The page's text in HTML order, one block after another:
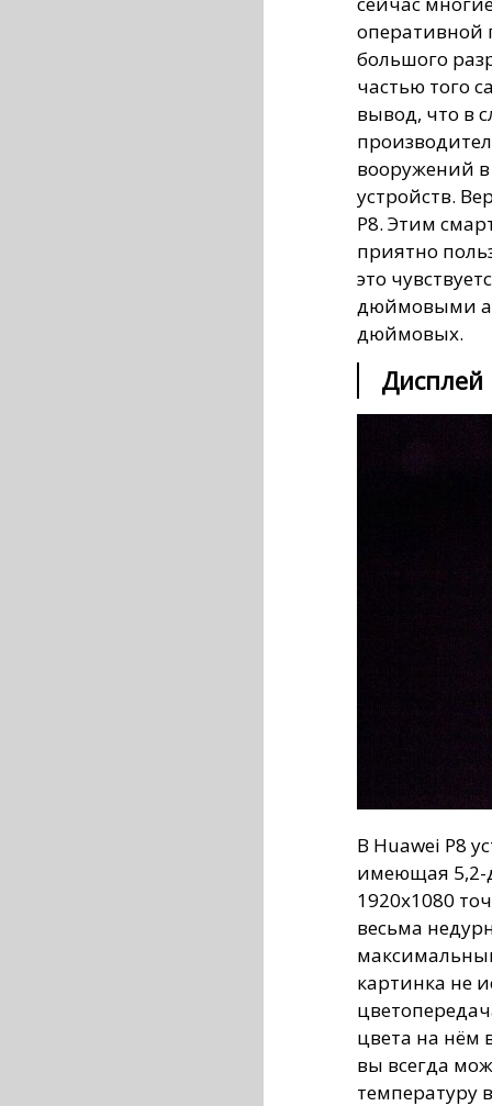
оперативной
большого
частью того
вывод, что в
вооружений
устройств.
P8. Этим
приятно
это
дюймовыми
дюймовых.
Дисплей
В Huawei P8
имеющая 5,2-
1920x1080
весьма
картинка не
цвета на нём
вы всегда
температуру